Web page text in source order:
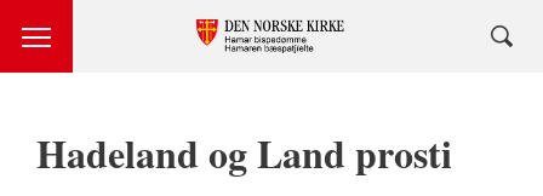
Hadeland og Land prosti